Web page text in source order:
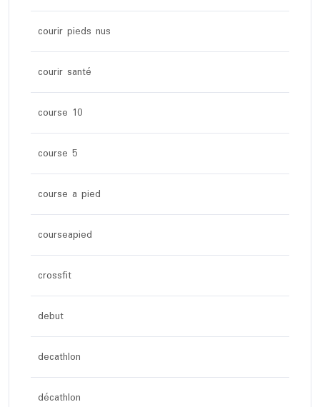
courir pieds nus
courir santé
course 10
course 5
course a pied
courseapied
crossfit
debut
decathlon
décathlon